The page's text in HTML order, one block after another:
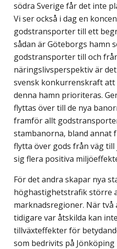
södra Sverige får det inte
Vi ser också i dag en
godstransporter till ett
sådan är Göteborgs hamn
godstrans­porter till och
näringslivsperspektiv är
svensk konkurrenskraft
denna hamn prioriteras.
flyttas över till de nya
framför allt
stambanorna, bland annat
flytta över gods från väg till
sig flera positiva
För det andra skapar nya
höghastighetstrafik större
marknadsregioner. När
tidigare var åtskilda kan
tillväxteffekter för
som bedrivits på